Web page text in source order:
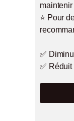
⭐️ Pour
✅
✅ Réduit